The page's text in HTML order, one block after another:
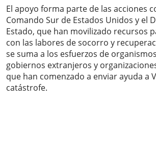
El apoyo forma parte de las acciones
Comando Sur de Estados Unidos y el
Estado, que han movilizado recursos
con las labores de socorro y
se suma a los esfuerzos de
gobiernos extranjeros y
que han comenzado a enviar ayuda a
catástrofe.